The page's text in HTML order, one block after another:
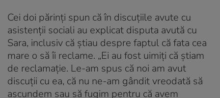
Cei doi părinți spun că în discuțiile avute cu
asistenții sociali au explicat disputa avută cu
Sara, inclusiv că știau despre faptul că fata cea
mare o să îi reclame. „Ei au fost uimiți că știam
de reclamație. Le-am spus că noi am avut
discuții cu ea, că nu ne-am gândit vreodată să
ascundem sau să fugim pentru că avem